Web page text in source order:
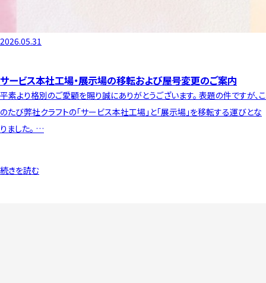
2026.05.31
サービス本社工場・展示場の移転および屋号変更のご案内
平素より格別のご愛顧を賜り誠にありがとうございます。 表題の件ですが、こ
のたび弊社クラフトの「サービス本社工場」と「展示場」を移転する運びとな
りました。 …
続きを読む